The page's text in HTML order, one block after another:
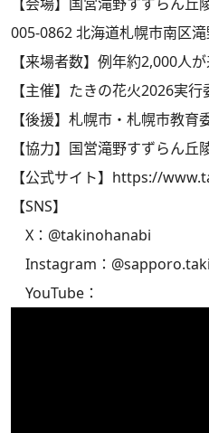
005-0862 北海道札幌市南区滝
【来場者数】例年約2,000人
【主催】たきの花火2026実行
【後援】札幌市・札幌市教
【協力】国営滝野すずらん丘
【公式サイト】 https://
【SNS】
X：@takinohanabi
Instagram：
YouTube：